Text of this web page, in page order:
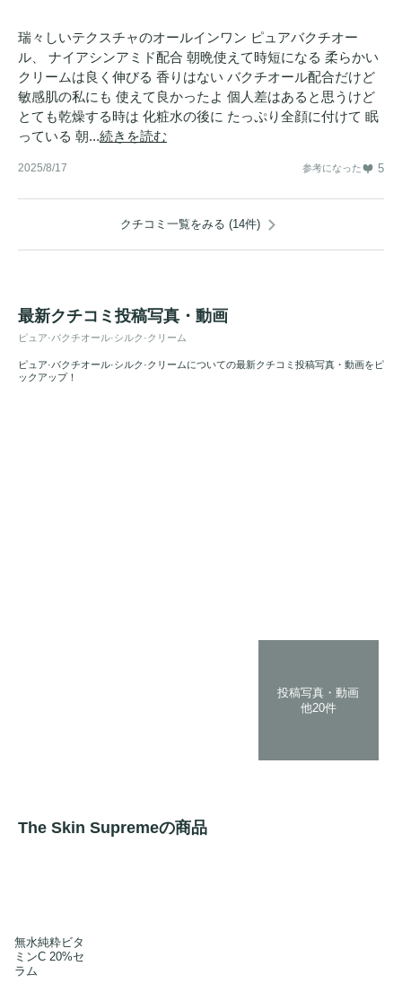
瑞々しいテクスチャのオールインワン ピュアバクチオー
ル、 ナイアシンアミド配合 朝晩使えて時短になる 柔らかい
クリームは良く伸びる 香りはない バクチオール配合だけど
敏感肌の私にも 使えて良かったよ 個人差はあると思うけど
とても乾燥する時は 化粧水の後に たっぷり全顔に付けて 眠
っている 朝...続きを読む
2025/8/17 参考になった 5
クチコミ一覧をみる (14件)
最新クチコミ投稿写真・動画
ピュア·バクチオール·シルク·クリーム
ピュア·バクチオール·シルク·クリームについての最新クチコミ投稿写真・動画をピ
ックアップ！
投稿写真・動画
他20件
The Skin Supremeの商品
無水純粋ビタ
ミンC 20%セ
ラム